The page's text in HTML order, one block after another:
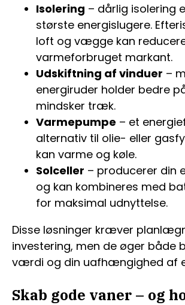
Isolering – dårlig isolering
største energislugere.
loft og vægge kan
varmeforbruget markant.
Udskiftning af vinduer –
energiruder holder bedre
mindsker træk.
Varmepumpe – et
alternativ til olie- eller
kan varme og køle.
Solceller – producerer din
og kan kombineres med
for maksimal udnyttelse.
Disse løsninger kræver
investering, men de øger både
værdi og din uafhængighed af
Skab gode vaner – og